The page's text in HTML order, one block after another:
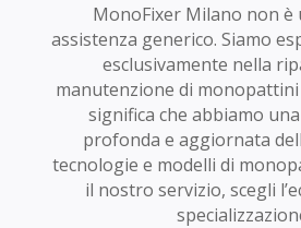
MonoFixer Milano non è
assistenza generico. Siamo
esclusivamente nella
manutenzione di
significa che abbiamo
profonda e aggiornata
tecnologie e modelli di
il nostro servizio, scegli